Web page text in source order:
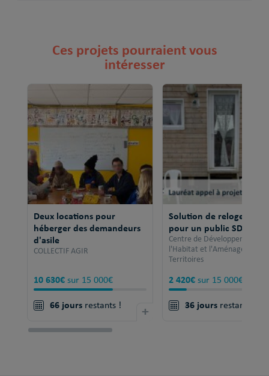
Ces projets pourraient vous
intéresser
Deux locations pour
héberger des demandeurs
d'asile
COLLECTIF AGIR
10 630€ sur 15 000€
66 jours restants ! +
Solution de relogement
pour un public SDF
Centre de Développement
l'Habitat et l'Aménagement
Territoires
2 420€ sur 15 000€
36 jours restants !